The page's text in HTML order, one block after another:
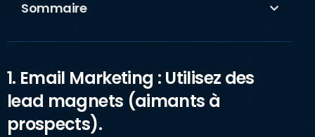
Sommaire
1. Email Marketing : Utilisez des
lead magnets (aimants à
prospects).